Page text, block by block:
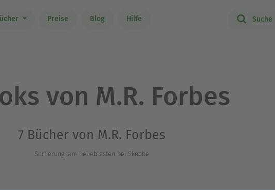
Preise Blog Hilfe Suche
von M.R. Forbes
7 Bücher von M.R. Forbes
Sortierung: am beliebtesten bei Skoobe